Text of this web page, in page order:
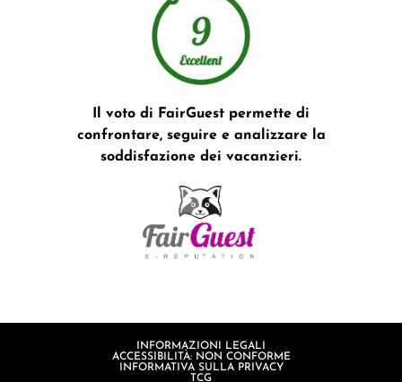
Il voto di FairGuest permette di
confrontare, seguire e analizzare la
soddisfazione dei vacanzieri.
INFORMAZIONI LEGALI
ACCESSIBILITÀ: NON CONFORME
INFORMATIVA SULLA PRIVACY
TCG